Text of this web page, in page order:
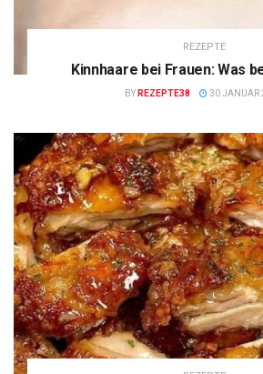
REZEPTE
Kinnhaare bei Frauen: Was
BY REZEPTE38 30 JANUAR